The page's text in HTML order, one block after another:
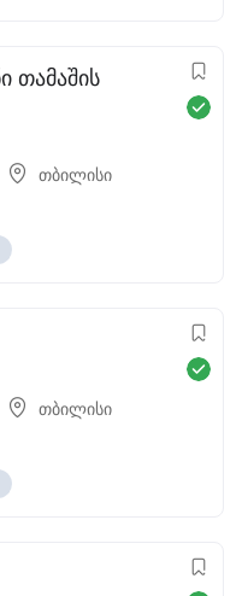
თამაშის
თბილისი
თბილისი